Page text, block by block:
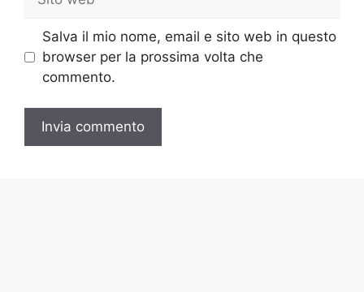
web
Salva il mio nome, email e sito web in questo
browser per la prossima volta che
commento.